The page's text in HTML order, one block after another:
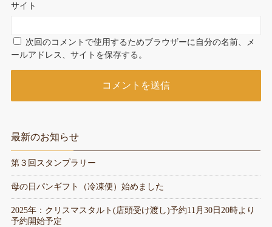
サイト
次回のコメントで使用するためブラウザーに自分の名前、メ
ールアドレス、サイトを保存する。
最新のお知らせ
第３回スタンプラリー
母の日パンギフト（冷凍便）始めました
2025年：クリスマスタルト(店頭受け渡し)予約11月30日20時より
予約開始予定